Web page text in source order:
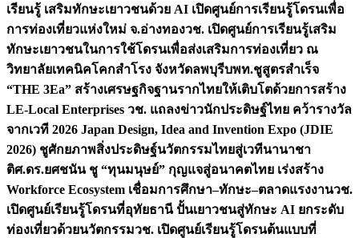
เรียนรู้ เสริมทักษะเยาวชนด้วย AI เปิดศูนย์การเรียนรู้โดรนเพื่อ
การท่องเที่ยวแห่งใหม่ จ.อ่างทองวช. เปิดศูนย์การเรียนรู้เสริม
ทักษะเยาวชนในการใช้โดรนเพื่อส่งเสริมการท่องเที่ยว ณ
วิทยาลัยเทคนิคโคกสำโรง จังหวัดลพบุรีบพท.ชูสูตรสำเร็จ
“THE 3Ea” สร้างเศรษฐกิจฐานรากไทยให้เติบโตด้วยการสร้าง
LE-Local Enterprises วช. แถลงข่าวนักประดิษฐ์ไทย คว้ารางวัล
จากเวที 2026 Japan Design, Idea and Invention Expo (JDIE
2026) ชูศักยภาพสิ่งประดิษฐ์นวัตกรรมไทยสู่เวทีนานาชา
ติศ.ดร.ยศชนัน ชู “ทุนมนุษย์” กุญแจสู่อนาคตไทย เร่งสร้าง
Workforce Ecosystem เชื่อมการศึกษา–ทักษะ–ตลาดแรงงานวช.
เปิดศูนย์เรียนรู้โดรนที่อุทัยธานี ปั้นเยาวชนสู่ทักษะ AI ยกระดับ
ท่องเที่ยวด้วยนวัตกรรมวช. เปิดศูนย์เรียนรู้โดรนต้นแบบที่